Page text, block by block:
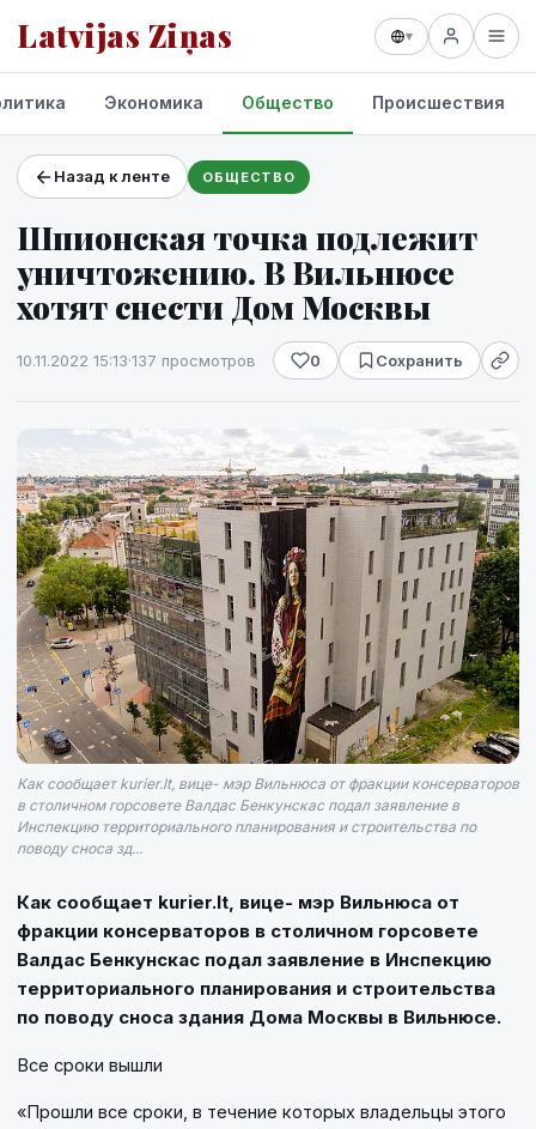
Latvijas Ziņas ▾
Проекты и сервисы
Прогноз погоды
Экономика Общество Происшествия
Назад к ленте ОБЩЕСТВО
Шпионская точка подлежит
уничтожению. В Вильнюсе
хотят снести Дом Москвы
10.11.2022 15:13·137 просмотров 0 Сохранить
Как сообщает kurier.lt, вице- мэр Вильнюса от фракции консерваторов
в столичном горсовете Валдас Бенкунскас подал заявление в
Инспекцию территориального планирования и строительства по
поводу сноса зд...
Как сообщает kurier.lt, вице- мэр Вильнюса от
фракции консерваторов в столичном горсовете
Валдас Бенкунскас подал заявление в Инспекцию
территориального планирования и строительства
по поводу сноса здания Дома Москвы в Вильнюсе.
Все сроки вышли
«Прошли все сроки, в течение которых владельцы этого